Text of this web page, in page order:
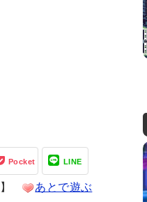
Pocket LINE
】 あとで遊ぶ